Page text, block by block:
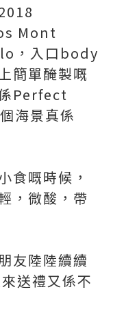
Mont
，入口body
簡單醃製嘅
Perfect
海景真係
食嘅時候，
，微酸，帶
友陸陸續續
送禮又係不